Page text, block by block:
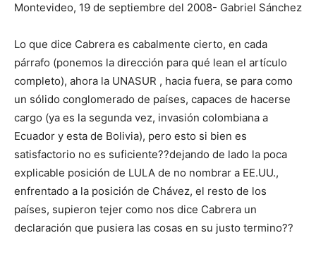
Montevideo, 19 de septiembre del 2008- Gabriel Sánchez
Lo que dice Cabrera es cabalmente cierto, en cada
párrafo (ponemos la dirección para qué lean el artículo
completo), ahora la UNASUR , hacia fuera, se para como
un sólido conglomerado de países, capaces de hacerse
cargo (ya es la segunda vez, invasión colombiana a
Ecuador y esta de Bolivia), pero esto si bien es
satisfactorio no es suficiente??dejando de lado la poca
explicable posición de LULA de no nombrar a EE.UU.,
enfrentado a la posición de Chávez, el resto de los
países, supieron tejer como nos dice Cabrera un
declaración que pusiera las cosas en su justo termino??